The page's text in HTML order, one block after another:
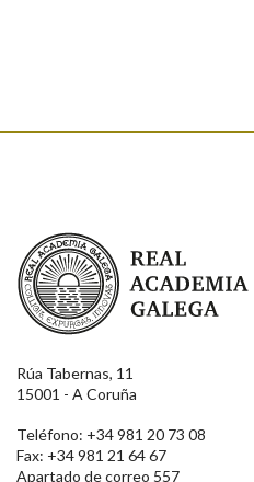
Real Academia Galega
Rúa Tabernas, 11
15001 - A Coruña
Teléfono: +34 981 20 73 08
Fax: +34 981 21 64 67
Apartado de correo 557